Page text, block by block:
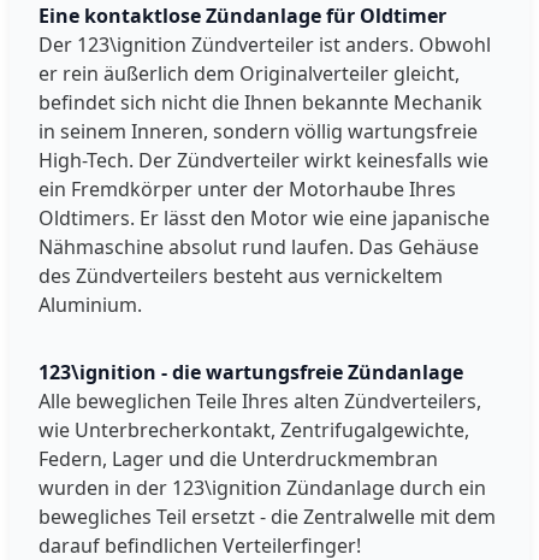
Eine kontaktlose Zündanlage für Oldtimer
Der 123\ignition Zündverteiler ist anders. Obwohl
er rein äußerlich dem Originalverteiler gleicht,
befindet sich nicht die Ihnen bekannte Mechanik
in seinem Inneren, sondern völlig wartungsfreie
High-Tech. Der Zündverteiler wirkt keinesfalls wie
ein Fremdkörper unter der Motorhaube Ihres
Oldtimers. Er lässt den Motor wie eine japanische
Nähmaschine absolut rund laufen. Das Gehäuse
des Zündverteilers besteht aus vernickeltem
Aluminium.
123\ignition - die wartungsfreie Zündanlage
Alle beweglichen Teile Ihres alten Zündverteilers,
wie Unterbrecherkontakt, Zentrifugalgewichte,
Federn, Lager und die Unterdruckmembran
wurden in der 123\ignition Zündanlage durch ein
bewegliches Teil ersetzt - die Zentralwelle mit dem
darauf befindlichen Verteilerfinger!